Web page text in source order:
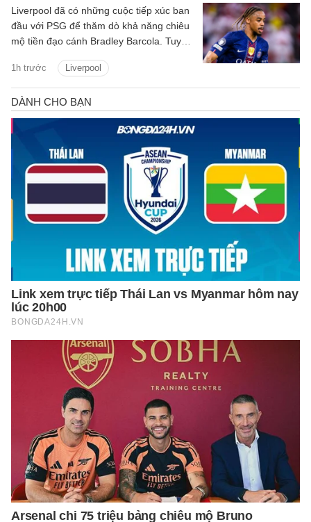
1h trước Liverpool
Liverpool đã có những cuộc tiếp xúc ban
đầu với PSG để thăm dò khả năng chiêu
mộ tiền đạo cánh Bradley Barcola. Tuy
hai CLB đang là trở ngại lớn đối với
thương vụ này.